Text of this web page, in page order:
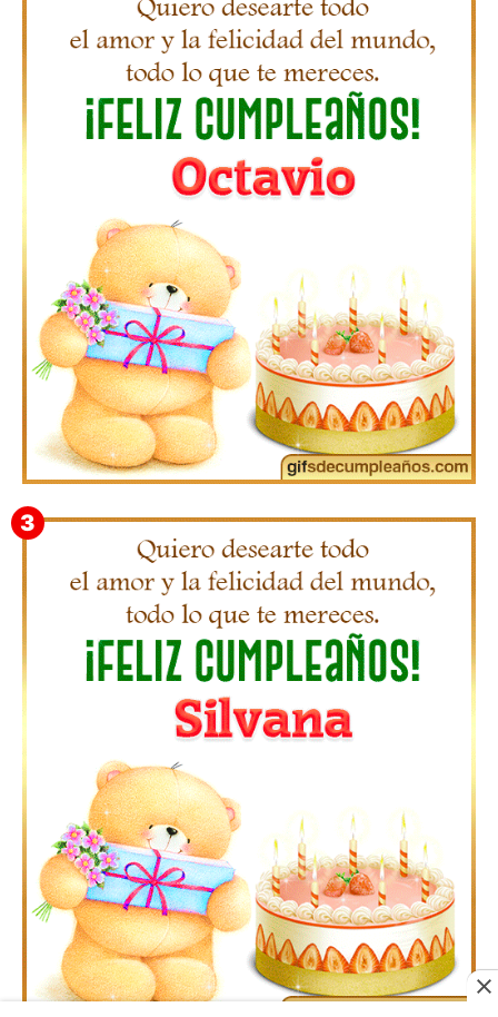
Gifs de Feliz Cumpleaños con Nombres
Gifs Feliz Cumpleaños Octavio